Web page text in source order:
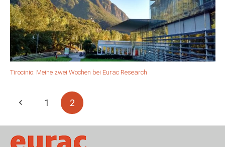
Tirocinio: Meine zwei Wochen bei Eurac Research
1 2